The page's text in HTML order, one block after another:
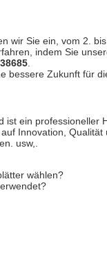
wir Sie ein, vom 2.
indem Sie
bessere Zukunft für
ein
Innovation,
usw,.
wählen?